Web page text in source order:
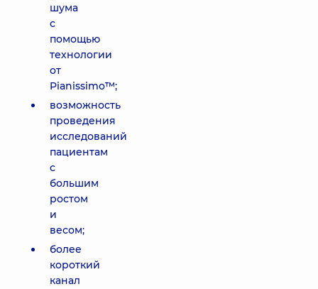
шума
с
помощью
технологии
от
Pianissimo™;
возможность
проведения
исследований
пациентам
с
большим
ростом
и
весом;
более
короткий
канал